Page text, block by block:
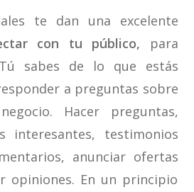
te dan una excelente
con tu público, para
sabes de lo que estás
a preguntas sobre
Hacer preguntas,
interesantes, testimonios
anunciar ofertas
opiniones. En un principio